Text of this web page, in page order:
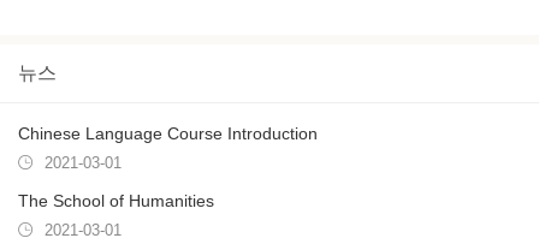
뉴스
Chinese Language Course Introduction
2021-03-01
The School of Humanities
2021-03-01